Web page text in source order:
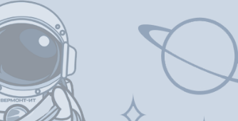
на обработку персональных данныхв
сПолитикой в отношении обработки
данных